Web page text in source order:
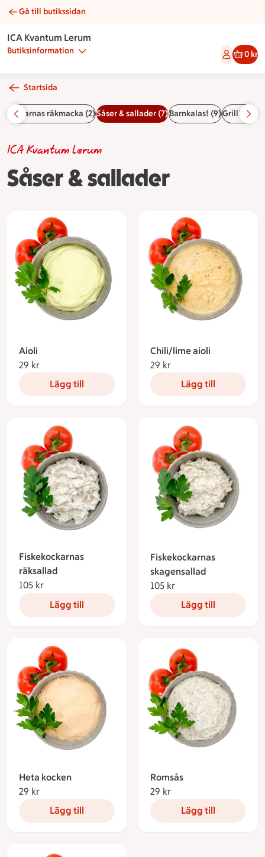
Såser & sallader | Catering ICA Kvantum Lerum
Gå till butikssidan
ICA Kvantum Lerum
Butiksinformation 0 kr
Startsida
räkmacka (2)Såser & sallader (7)Barnkalas! (9)Grill! (9)
Såser & sallader
ICA Kvantum Lerum
Aioli
29 kr
Lägg till
Chili/lime aioli
29 kr
Lägg till
Fiskekockarnas
räksallad
105 kr
Lägg till
Fiskekockarnas
skagensallad
105 kr
Lägg till
Heta kocken
29 kr
Lägg till
Romsås
29 kr
Lägg till